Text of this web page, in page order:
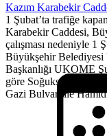
Kazım Karabekir
1 Şubat’ta trafiğe
Karabekir Caddesi,
çalışması nedeniyle 1
Büyükşehir Belediyesi
Başkanlığı UKOME
göre Soğuksu
Gazi Bulvarı ile